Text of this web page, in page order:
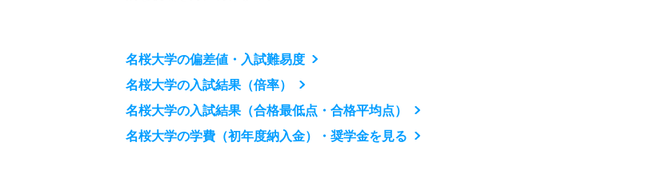
名桜大学の偏差値・入試難易度
名桜大学の入試結果（倍率）
名桜大学の入試結果（合格最低点・合格平均点）
名桜大学の学費（初年度納入金）・奨学金を見る